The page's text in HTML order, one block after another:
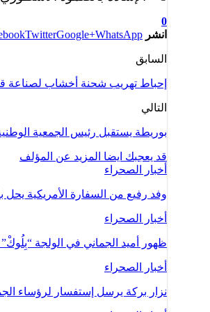
0
انشر
TwitterGoogle+WhatsApp
السابق
إحباط تهريب شحنة أخشاب لصناعة
التالي
بوريطة يستقبل رئيس الجمعية الوطنية
قد يعجبك ايضا المزيد عن المؤلف
أخبار الصحراء
وفد رفيع من السفارة الأمريكية يحل
أخبار الصحراء
ظهور أميد الجماني في الولجة
أخبار الصحراء
نزار بركة يرسل إستفسار لرؤساء